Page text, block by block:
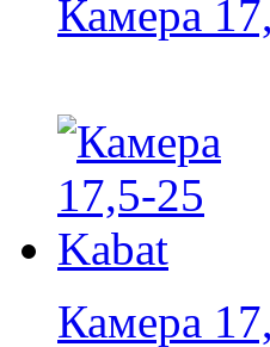
Камера
Камера